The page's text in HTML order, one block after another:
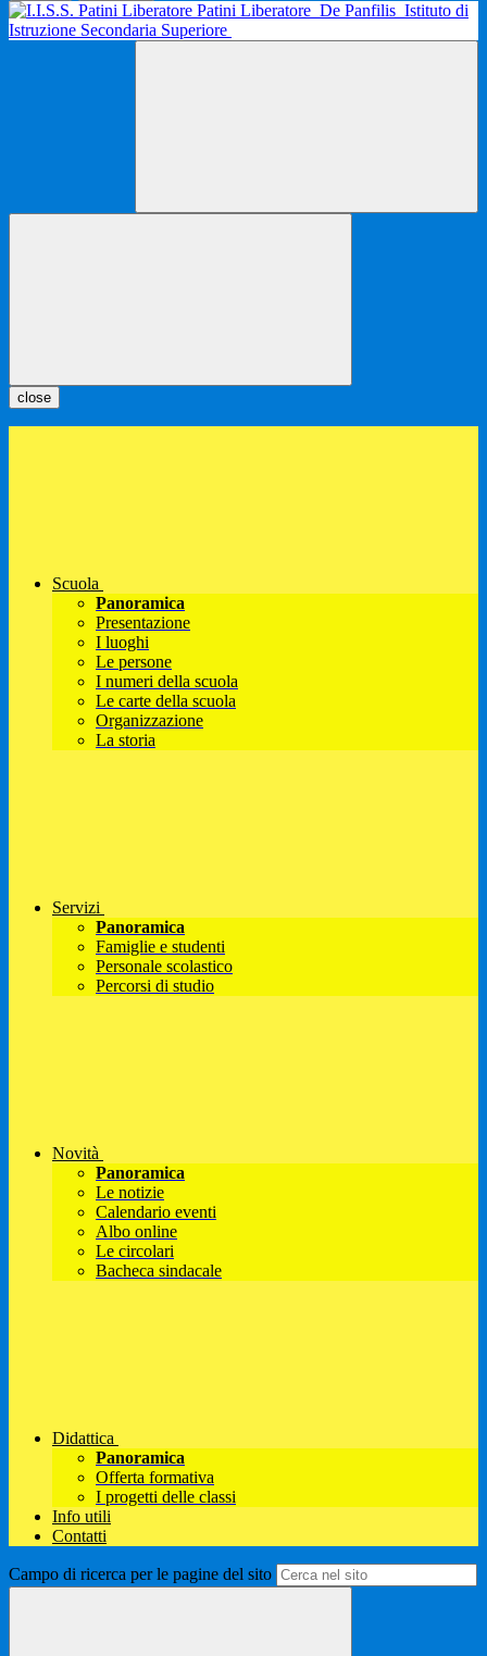
Patini Liberatore De Panfilis Istituto di
Istruzione Secondaria Superiore
close
Scuola
Panoramica
Presentazione
I luoghi
Le persone
I numeri della scuola
Le carte della scuola
Organizzazione
La storia
Servizi
Panoramica
Famiglie e studenti
Personale scolastico
Percorsi di studio
Novità
Panoramica
Le notizie
Calendario eventi
Albo online
Le circolari
Bacheca sindacale
Didattica
Panoramica
Offerta formativa
I progetti delle classi
Info utili
Contatti
Campo di ricerca per le pagine del sito